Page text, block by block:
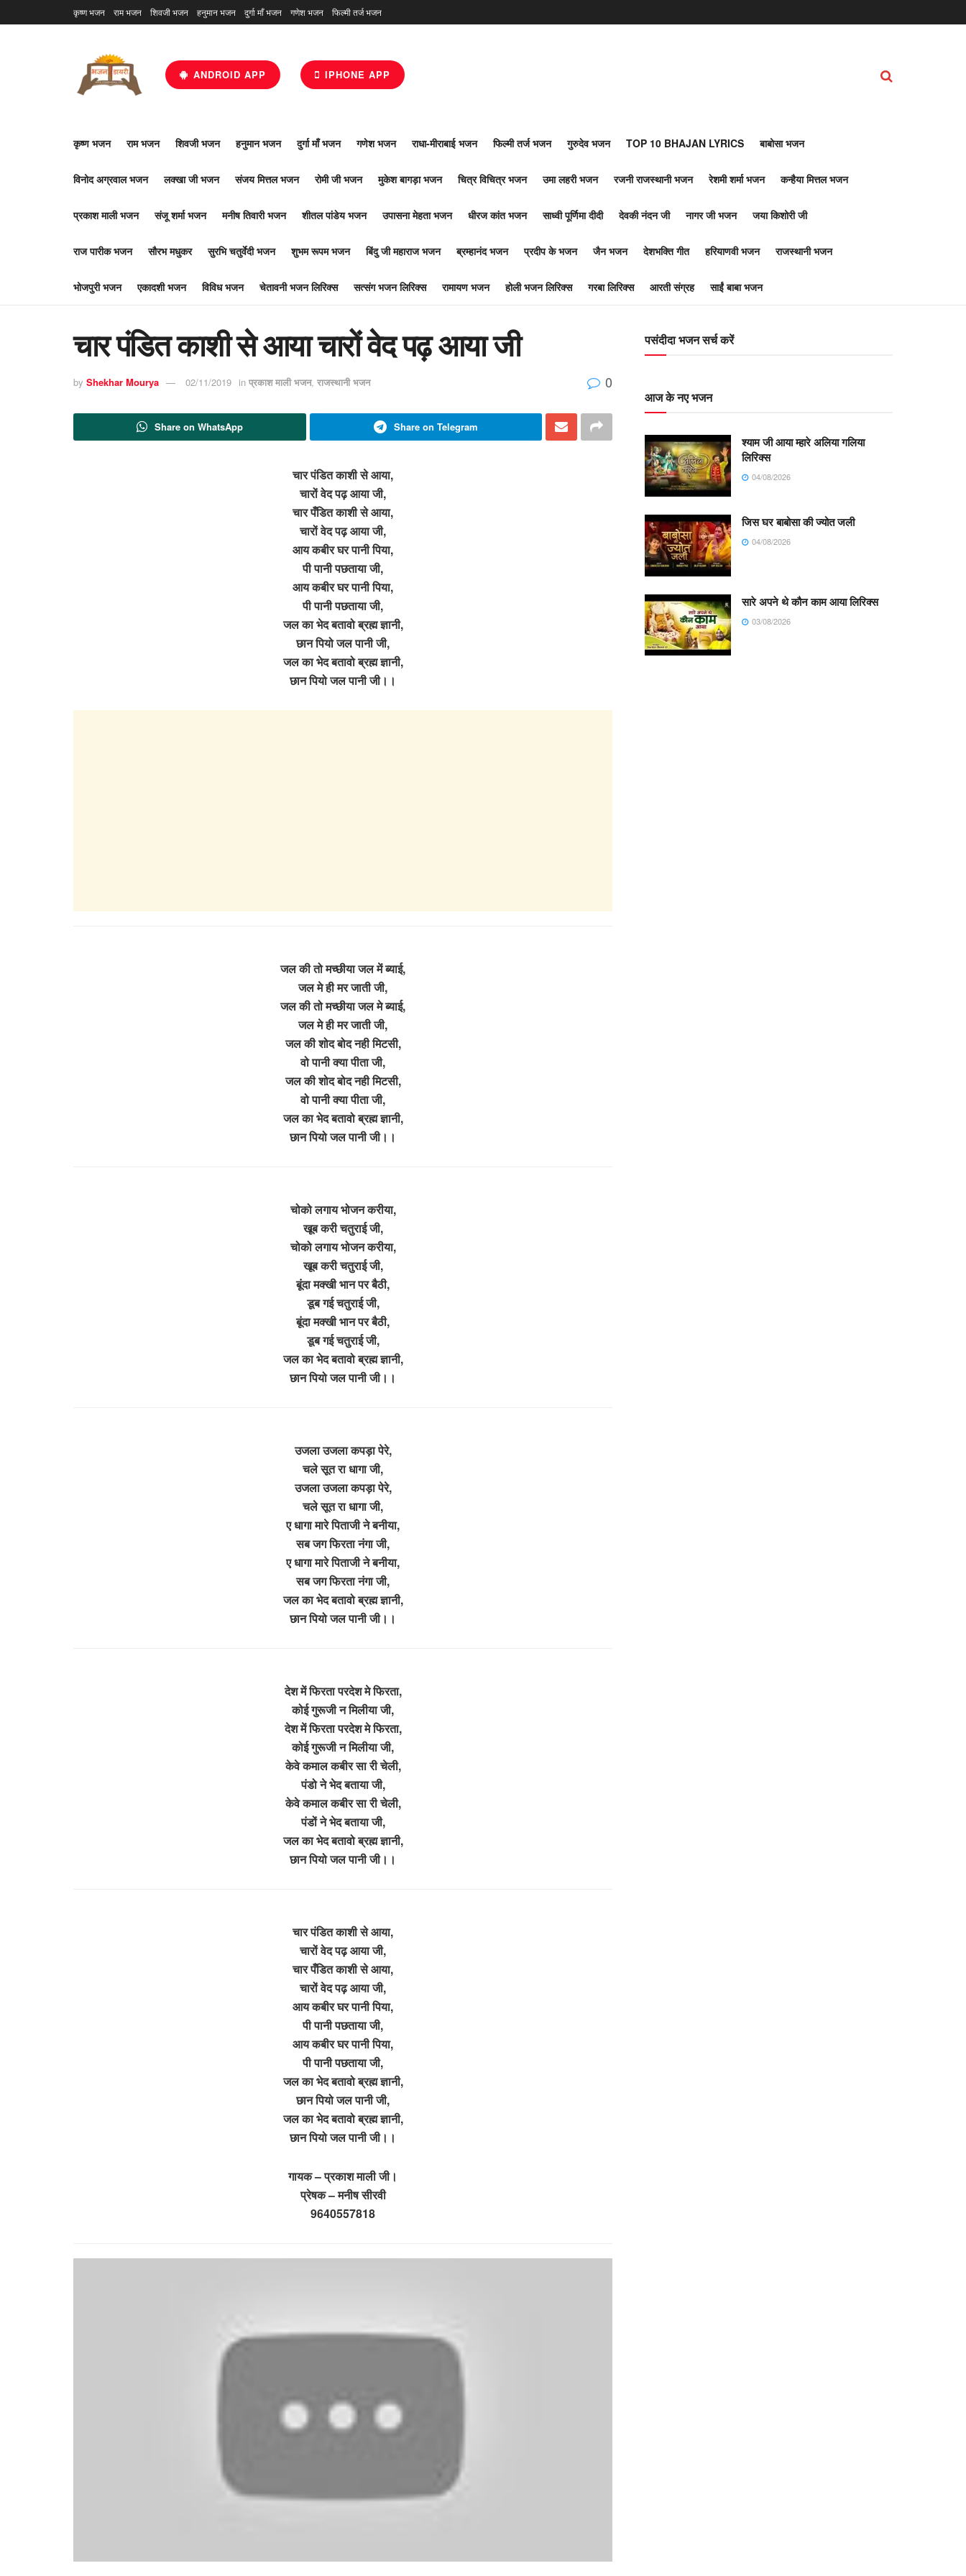
कृष्ण भजन राम भजन शिवजी भजन हनुमान भजन दुर्गा माँ भजन गणेश भजन फिल्मी तर्ज भजन
ANDROID APP IPHONE APP
कृष्ण भजन राम भजन शिवजी भजन हनुमान भजन दुर्गा माँ भजन गणेश भजन राधा-मीराबाई भजन फिल्मी तर्ज भजन गुरुदेव भजन TOP 10 BHAJAN LYRICS बाबोसा भजन
विनोद अग्रवाल भजन लक्खा जी भजन संजय मित्तल भजन रोमी जी भजन मुकेश बागड़ा भजन चित्र विचित्र भजन उमा लहरी भजन रजनी राजस्थानी भजन रेशमी शर्मा भजन कन्हैया मित्तल भजन
प्रकाश माली भजन संजू शर्मा भजन मनीष तिवारी भजन शीतल पांडेय भजन उपासना मेहता भजन धीरज कांत भजन साध्वी पूर्णिमा दीदी देवकी नंदन जी नागर जी भजन जया किशोरी जी
राज पारीक भजन सौरभ मधुकर सुरभि चतुर्वेदी भजन शुभम रूपम भजन बिंदु जी महाराज भजन ब्रम्हानंद भजन प्रदीप के भजन जैन भजन देशभक्ति गीत हरियाणवी भजन राजस्थानी भजन
भोजपुरी भजन एकादशी भजन विविध भजन चेतावनी भजन लिरिक्स सत्संग भजन लिरिक्स रामायण भजन होली भजन लिरिक्स गरबा लिरिक्स आरती संग्रह साईं बाबा भजन
चार पंडित काशी से आया चारों वेद पढ़ आया जी
by Shekhar Mourya 02/11/2019 in प्रकाश माली भजन, राजस्थानी भजन 0
Share on WhatsApp Share on Telegram
चार पंडित काशी से आया,
चारों वेद पढ़ आया जी,
चार पँडित काशी से आया,
चारों वेद पढ़ आया जी,
आय कबीर घर पानी पिया,
पी पानी पछताया जी,
आय कबीर घर पानी पिया,
पी पानी पछताया जी,
जल का भेद बतावो ब्रह्म ज्ञानी,
छान पियो जल पानी जी,
जल का भेद बतावो ब्रह्म ज्ञानी,
छान पियो जल पानी जी।।
जल की तो मच्छीया जल में ब्याई,
जल मे ही मर जाती जी,
जल की तो मच्छीया जल मे ब्याई,
जल मे ही मर जाती जी,
जल की शोद बोद नही मिटसी,
वो पानी क्या पीता जी,
जल की शोद बोद नही मिटसी,
वो पानी क्या पीता जी,
जल का भेद बतावो ब्रह्म ज्ञानी,
छान पियो जल पानी जी।।
चोको लगाय भोजन करीया,
खूब करी चतुराई जी,
चोको लगाय भोजन करीया,
खूब करी चतुराई जी,
बूंदा मक्खी भान पर बैठी,
डूब गई चतुराई जी,
बूंदा मक्खी भान पर बैठी,
डूब गई चतुराई जी,
जल का भेद बतावो ब्रह्म ज्ञानी,
छान पियो जल पानी जी।।
उजला उजला कपड़ा पेरे,
चले सूत रा धागा जी,
उजला उजला कपड़ा पेरे,
चले सूत रा धागा जी,
ए धागा मारे पिताजी ने बनीया,
सब जग फिरता नंगा जी,
ए धागा मारे पिताजी ने बनीया,
सब जग फिरता नंगा जी,
जल का भेद बतावो ब्रह्म ज्ञानी,
छान पियो जल पानी जी।।
देश में फिरता परदेश मे फिरता,
कोई गुरूजी न मिलीया जी,
देश में फिरता परदेश मे फिरता,
कोई गुरूजी न मिलीया जी,
केवे कमाल कबीर सा री चेली,
पंडो ने भेद बताया जी,
केवे कमाल कबीर सा री चेली,
पंडों ने भेद बताया जी,
जल का भेद बतावो ब्रह्म ज्ञानी,
छान पियो जल पानी जी।।
चार पंडित काशी से आया,
चारों वेद पढ़ आया जी,
चार पँडित काशी से आया,
चारों वेद पढ़ आया जी,
आय कबीर घर पानी पिया,
पी पानी पछताया जी,
आय कबीर घर पानी पिया,
पी पानी पछताया जी,
जल का भेद बतावो ब्रह्म ज्ञानी,
छान पियो जल पानी जी,
जल का भेद बतावो ब्रह्म ज्ञानी,
छान पियो जल पानी जी।।
गायक – प्रकाश माली जी।
प्रेषक – मनीष सीरवी
9640557818
पसंदीदा भजन सर्च करें
आज के नए भजन
श्याम जी आया म्हारे अलिया गलिया
लिरिक्स
04/08/2026
जिस घर बाबोसा की ज्योत जली
04/08/2026
सारे अपने थे कौन काम आया लिरिक्स
03/08/2026